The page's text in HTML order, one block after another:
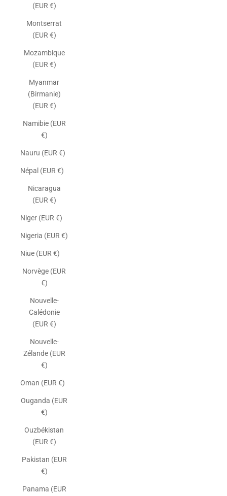
(EUR €)
Montserrat
(EUR €)
Mozambique
(EUR €)
Myanmar
(Birmanie)
(EUR €)
Namibie (EUR
€)
Nauru (EUR €)
Népal (EUR €)
Nicaragua
(EUR €)
Niger (EUR €)
Nigeria (EUR €)
Niue (EUR €)
Norvège (EUR
€)
Nouvelle-
Calédonie
(EUR €)
Nouvelle-
Zélande (EUR
€)
Oman (EUR €)
Ouganda (EUR
€)
Ouzbékistan
(EUR €)
Pakistan (EUR
€)
Panama (EUR